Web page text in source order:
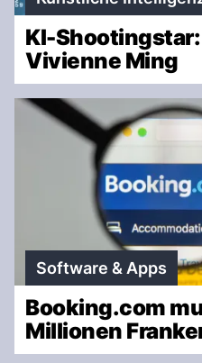
KI-
Vivienne Ming
Software & Apps
Booking.com
Millionen